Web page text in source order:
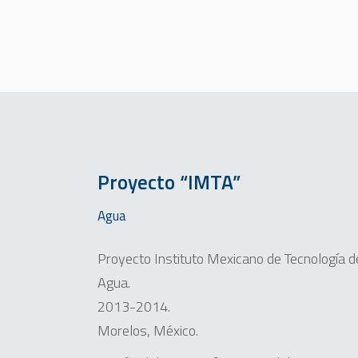
Proyecto “IMTA”
Agua
Proyecto Instituto Mexicano de Tecnología
Agua.
2013-2014.
Morelos, México.